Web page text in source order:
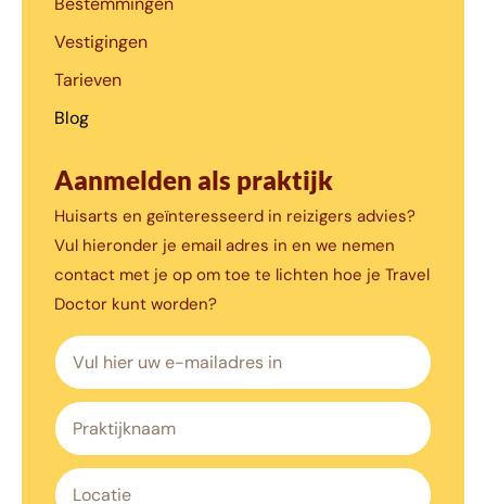
Vestigingen
Tarieven
Blog
Aanmelden als praktijk
Huisarts en geïnteresseerd in reizigers advies?
Vul hieronder je email adres in en we nemen
contact met je op om toe te lichten hoe je Travel
Doctor kunt worden?